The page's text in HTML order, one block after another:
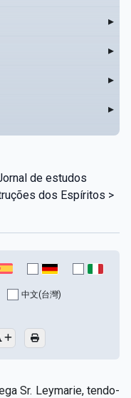
▸
▸
▸
▸
de estudos
dos Espíritos >
中文(台灣)
Sr. Leymarie, tendo-